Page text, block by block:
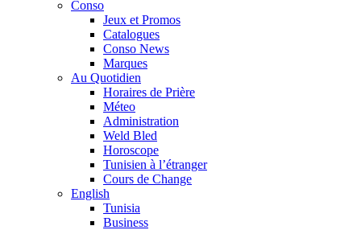
Conso
Jeux et Promos
Catalogues
Conso News
Marques
Au Quotidien
Horaires de Prière
Méteo
Administration
Weld Bled
Horoscope
Tunisien à l’étranger
Cours de Change
English
Tunisia
Business